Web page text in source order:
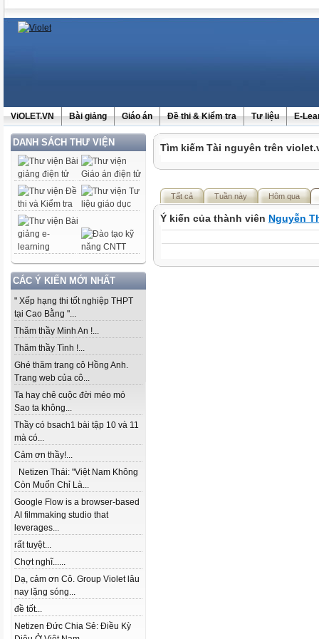
ViOLET.VN Bài giảng Giáo án Đề thi & Kiểm tra Tư liệu E-
DANH SÁCH THƯ VIỆN
CÁC Ý KIẾN MỚI NHẤT
" Xếp hạng thi tốt nghiệp THPT
tại Cao Bằng "...
Thăm thầy Minh An !...
Thăm thầy Tình !...
Ghé thăm trang cô Hồng Anh.
Trang web của cô...
Ta hay chê cuộc đời méo mó
Sao ta không...
Thầy có bsach1 bài tập 10 và 11
mà có...
Cảm ơn thầy!...
Netizen Thái: "Việt Nam Không
Còn Muốn Chỉ Là...
Google Flow is a browser-based
AI filmmaking studio that
leverages...
rất tuyệt...
Chợt nghĩ......
Dạ, cảm ơn Cô. Group Violet lâu
nay lặng sóng...
đề tốt...
Netizen Đức Chia Sẻ: Điều Kỳ
Tìm kiếm Tài nguyên trên
Tất cả Tuần này Hôm qua
Ý kiến của thành viên Nguyễn